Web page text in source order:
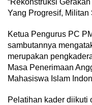
“Rekonstruksi
Yang Progresif, Militan
Ketua Pengurus PC
sambutannya
merupakan
Masa Penerimaan
Mahasiswa Islam
Pelatihan kader diikuti